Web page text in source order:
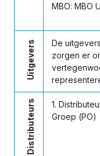
MBO: MBO
Uitgevers
De
zorgen er
Distributeurs
1.
Groep (PO)